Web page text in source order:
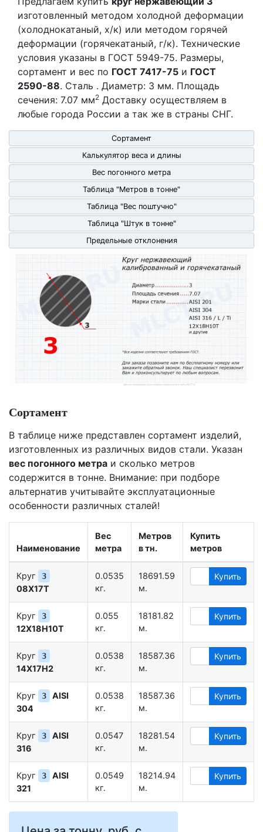
изготовленный методом холодной деформации
(холоднокатаный, х/к) или методом горячей
деформации (горячекатаный, г/к). Технические
условия указаны в ГОСТ 5949-75. Размеры,
сортамент и вес по ГОСТ 7417-75 и ГОСТ
2590-88. Сталь . Диаметр: 3 мм. Площадь
сечения: 7.07 мм2 Доставку осуществляем в
любые города России а так же в страны СНГ.
Сортамент
Калькулятор веса и длины
Вес погонного метра
Таблица "Метров в тонне"
Таблица "Вес поштучно"
Таблица "Штук в тонне"
Предельные отклонения
Сортамент
В таблице ниже представлен сортамент изделий,
изготовленных из различных видов стали. Указан
вес погонного метра и сколько метров
содержится в тонне. Внимание: при подборе
альтернатив учитывайте эксплуатационные
особенности различных сталей!
Наименование
Вес
метра
Метров
в тн.
Купить
метров
Круг 3
08Х17Т
0.0535
кг.
18691.59
м.
Купить
Круг 3
12Х18Н10Т
0.055
кг.
18181.82
м.
Купить
Круг 3
14Х17Н2
0.0538
кг.
18587.36
м.
Купить
Круг 3
AISI
304
0.0538
кг.
18587.36
м.
Купить
Круг 3
AISI
316
0.0547
кг.
18281.54
м.
Купить
Круг 3
AISI
321
0.0549
кг.
18214.94
м.
Купить